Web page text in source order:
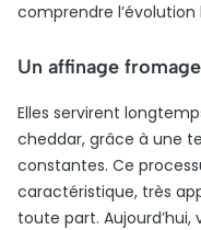
comprendre
Un affinage
Elles servirent
cheddar, grâce à une
constantes. Ce
caractéristique, très
toute part.